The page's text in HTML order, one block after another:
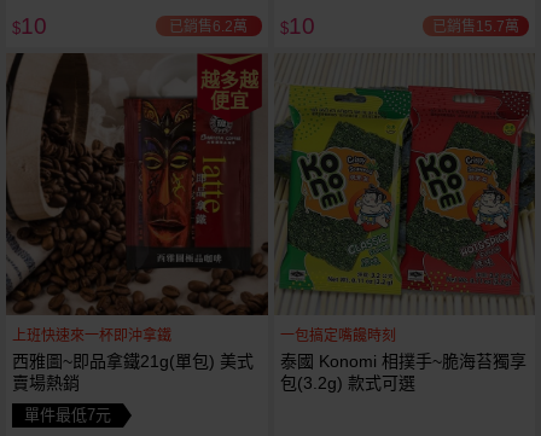
$10 已銷售6.2萬
選 小包
$10 已銷售15.7萬
越多越
便宜
上班快速來一杯即沖拿鐵
西雅圖~即品拿鐵21g(單包) 美式
賣場熱銷
單件最低7元
一包搞定嘴饞時刻
泰國 Konomi 相撲手~脆海苔獨享
包(3.2g) 款式可選